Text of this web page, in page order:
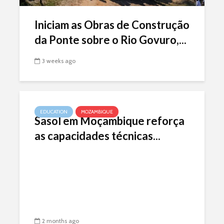
Iniciam as Obras de Construção
da Ponte sobre o Rio Govuro,...
3 weeks ago
EDUCATION MOZAMBIQUE
Sasol em Moçambique reforça
as capacidades técnicas...
2 months ago